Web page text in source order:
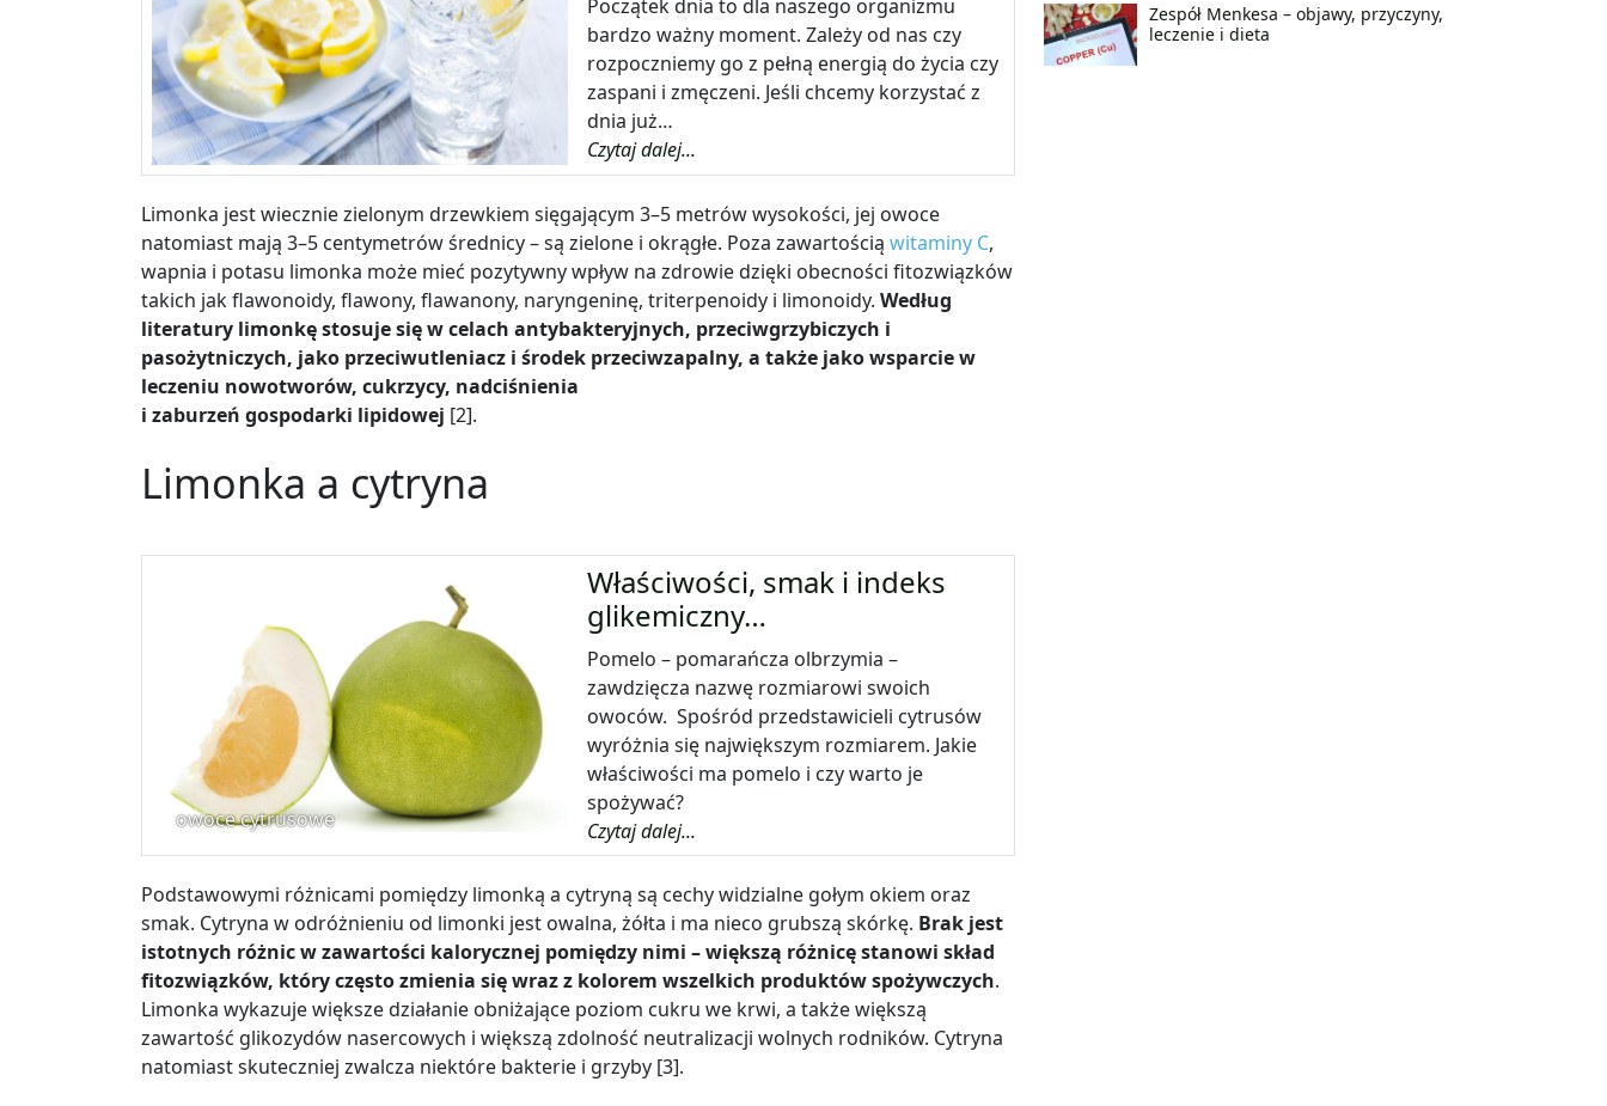
Początek dnia to dla naszego organizmu
bardzo ważny moment. Zależy od nas czy
rozpoczniemy go z pełną energią do życia czy
zaspani i zmęczeni. Jeśli chcemy korzystać z
dnia już…
Czytaj dalej...
Limonka jest wiecznie zielonym drzewkiem sięgającym 3–5 metrów wysokości, jej owoce
natomiast mają 3–5 centymetrów średnicy – są zielone i okrągłe. Poza zawartością witaminy C,
wapnia i potasu limonka może mieć pozytywny wpływ na zdrowie dzięki obecności fitozwiązków
takich jak flawonoidy, flawony, flawanony, naryngeninę, triterpenoidy i limonoidy. Według
literatury limonkę stosuje się w celach antybakteryjnych, przeciwgrzybiczych i
pasożytniczych, jako przeciwutleniacz i środek przeciwzapalny, a także jako wsparcie w
leczeniu nowotworów, cukrzycy, nadciśnienia
i zaburzeń gospodarki lipidowej [2].
Limonka a cytryna
owoce cytrusowe
Właściwości, smak i indeks
glikemiczny…
Pomelo – pomarańcza olbrzymia –
zawdzięcza nazwę rozmiarowi swoich
owoców. Spośród przedstawicieli cytrusów
wyróżnia się największym rozmiarem. Jakie
właściwości ma pomelo i czy warto je
spożywać?
Czytaj dalej...
Podstawowymi różnicami pomiędzy limonką a cytryną są cechy widzialne gołym okiem oraz
smak. Cytryna w odróżnieniu od limonki jest owalna, żółta i ma nieco grubszą skórkę. Brak jest
istotnych różnic w zawartości kalorycznej pomiędzy nimi – większą różnicę stanowi skład
fitozwiązków, który często zmienia się wraz z kolorem wszelkich produktów spożywczych.
Limonka wykazuje większe działanie obniżające poziom cukru we krwi, a także większą
zawartość glikozydów nasercowych i większą zdolność neutralizacji wolnych rodników. Cytryna
natomiast skuteczniej zwalcza niektóre bakterie i grzyby [3].
Zespół Menkesa – objawy, przyczyny,
leczenie i dieta